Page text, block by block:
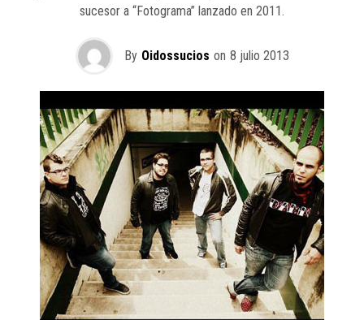
sucesor a “Fotograma” lanzado en 2011.
By Oidossucios on 8 julio 2013